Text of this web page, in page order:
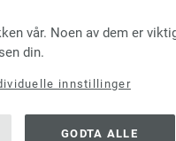
United States of America
vår. Noen av dem er
din.
innstillinger
GODTA ALLE